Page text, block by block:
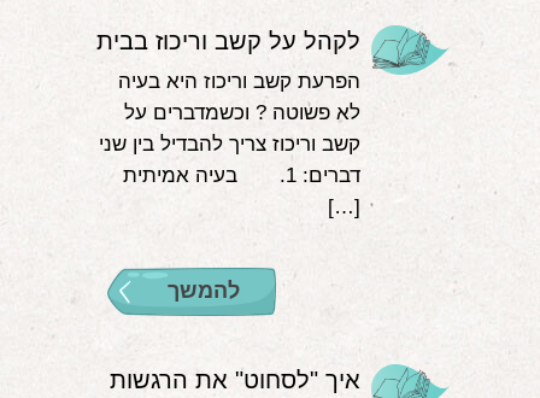
לקהל על קשב וריכוז בבית
הפרעת קשב וריכוז היא בעיה
לא פשוטה ? וכשמדברים על
קשב וריכוז צריך להבדיל בין שני
דברים: 1. בעיה אמיתית
[…]
להמשך
איך "לסחוט" את הרגשות